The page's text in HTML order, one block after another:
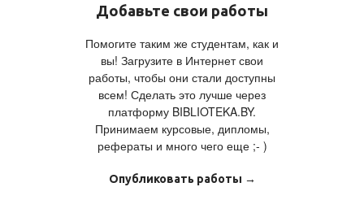
Добавьте свои работы
Помогите таким же студентам, как и
вы! Загрузите в Интернет свои
работы, чтобы они стали доступны
всем! Сделать это лучше через
платформу BIBLIOTEKA.BY.
Принимаем курсовые, дипломы,
рефераты и много чего еще ;- )
Опубликовать работы →